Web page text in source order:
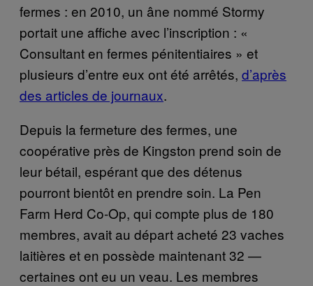
fermes : en 2010, un âne nommé Stormy
portait une affiche avec l’inscription : «
Consultant en fermes pénitentiaires » et
plusieurs d’entre eux ont été arrêtés, d’après
des articles de journaux.
Depuis la fermeture des fermes, une
coopérative près de Kingston prend soin de
leur bétail, espérant que des détenus
pourront bientôt en prendre soin. La Pen
Farm Herd Co-Op, qui compte plus de 180
membres, avait au départ acheté 23 vaches
laitières et en possède maintenant 32 —
certaines ont eu un veau. Les membres